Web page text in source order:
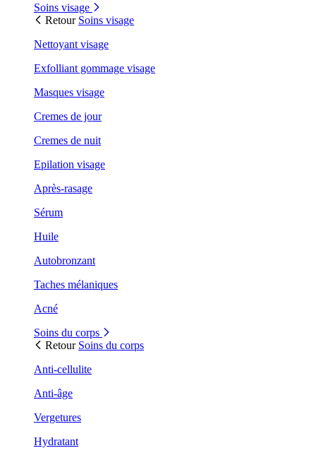
Soins visage
Retour Soins visage
Nettoyant visage
Exfolliant gommage visage
Masques visage
Cremes de jour
Cremes de nuit
Epilation visage
Après-rasage
Sérum
Huile
Autobronzant
Taches mélaniques
Acné
Soins du corps
Retour Soins du corps
Anti-cellulite
Anti-âge
Vergetures
Hydratant